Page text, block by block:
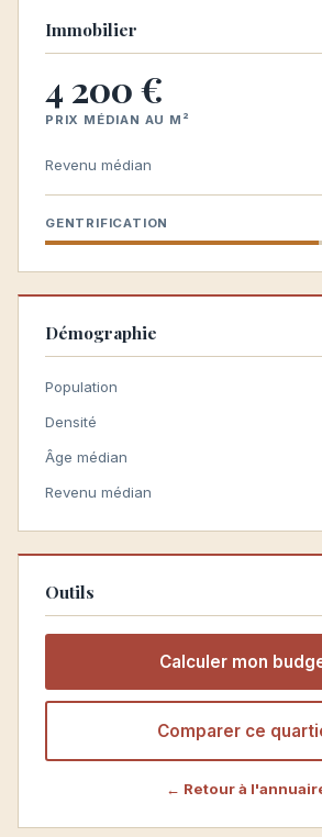
Immobilier
4 200 €
PRIX MÉDIAN AU M²
Revenu médian
GENTRIFICATION
Démographie
Population
Densité
Âge médian
Revenu médian
Outils
Calculer mon
Comparer ce
← Retour à